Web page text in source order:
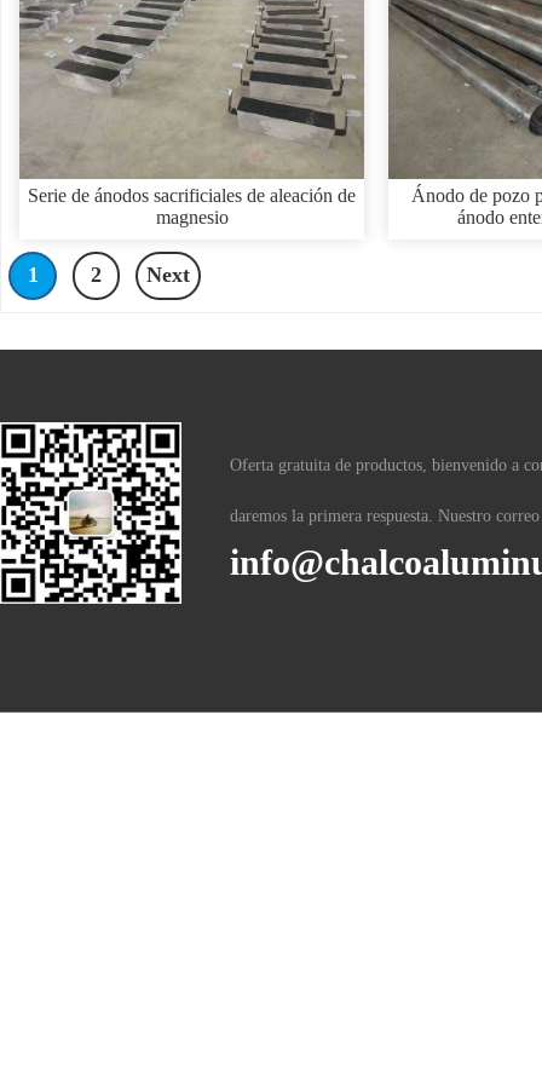
Serie de ánodos sacrificiales de aleación de
magnesio
Ánodo de pozo
ánodo
1 2 Next
Oferta gratuita de productos, bienvenido a
daremos la primera respuesta. Nuestro